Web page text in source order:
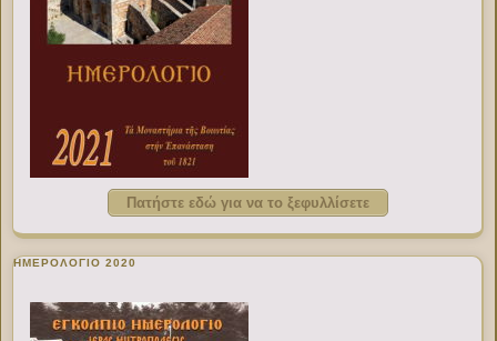
Πατήστε εδώ για να το ξεφυλλίσετε
ΗΜΕΡΟΛΟΓΙΟ 2020